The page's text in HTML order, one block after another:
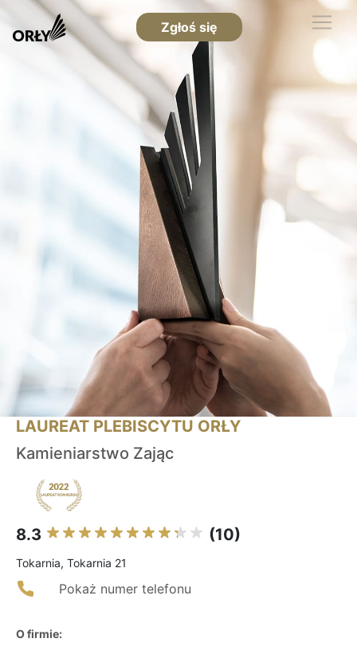
Zgłoś się
LAUREAT PLEBISCYTU ORŁY
Kamieniarstwo Zając
8.3 (10)
Tokarnia, Tokarnia 21
Pokaż numer telefonu
O firmie: